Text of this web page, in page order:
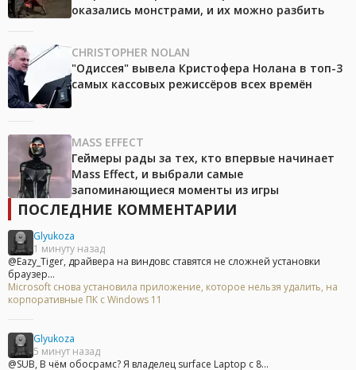
оказались монстрами, и их можно разбить
CHRISTOPHER NOLAN
"Одиссея" вывела Кристофера Нолана в топ-3
самых кассовых режиссёров всех времён
MASS EFFECT
Геймеры рады за тех, кто впервые начинает
Mass Effect, и выбрали самые
запоминающиеся моменты из игры
ПОСЛЕДНИЕ КОММЕНТАРИИ
Glyukoza
1 минуту назад
@Eazy_Tiger, драйвера на виндовс ставятся не сложней установки
браузер...
Microsoft снова установила приложение, которое нельзя удалить, на
корпоративные ПК с Windows 11
Glyukoza
5 минут назад
@SUB, В чём обосрамс? Я владелец surface Laptop с 8...